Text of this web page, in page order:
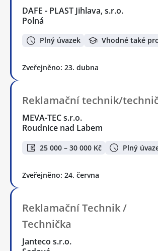
DAFE - PLAST Jihlava, s.r.o.
Polná
Plný úvazek Vhodné také
Zveřejněno: 23. dubna
Reklamační technik/
MEVA-TEC s.r.o.
Roudnice nad Labem
25 000 – 30 000 Kč Plný
Zveřejněno: 24. června
Reklamační Technik /
Technička
Janteco s.r.o.